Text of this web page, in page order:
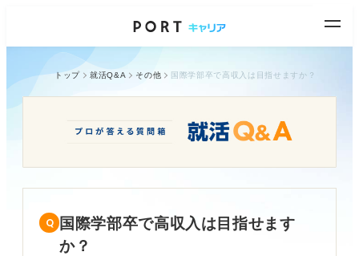
トップ 就活Q&A その他 国際学部卒で高収入は目指せますか？
国際学部卒で高収入は目指せます
か？